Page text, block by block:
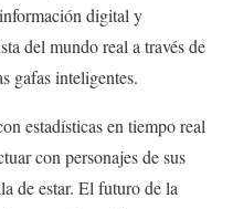
digital y
del mundo real a través de
gafas inteligentes.
estadísticas en tiempo real
con personajes de sus
de estar. El futuro de la